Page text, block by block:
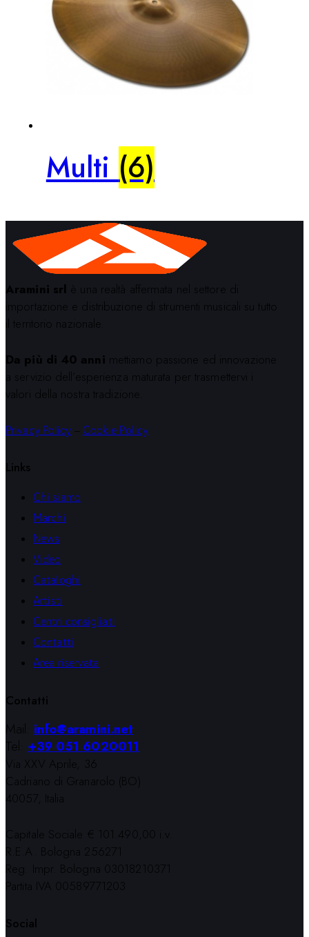
Multi (6)
Aramini srl è una realtà affermata nel settore di
importazione e distribuzione di strumenti musicali su tutto
il territorio nazionale.
Da più di 40 anni mettiamo passione ed innovazione
a servizio dell’esperienza maturata per trasmettervi i
valori della nostra tradizione.
Privacy Policy Cookie Policy
Links
Chi siamo
Marchi
News
Video
Cataloghi
Artisti
Centri consigliati
Contatti
Area riservata
Contatti
Mail: info@aramini.net
Tel: +39 051 6020011
Via XXV Aprile, 36
Cadriano di Granarolo (BO)
40057, Italia
Capitale Sociale € 101.490,00 i.v.
R.E.A. Bologna 256271
Reg. Impr. Bologna 03018210371
Partita IVA 00589771203
Social